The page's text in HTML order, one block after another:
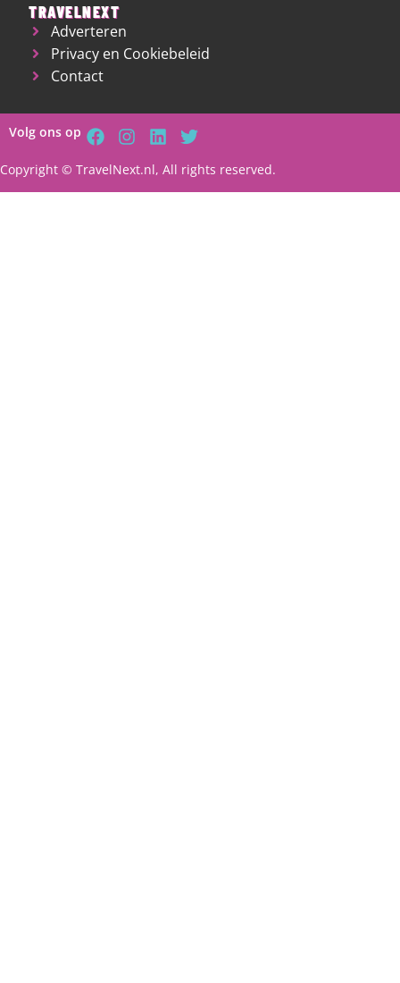
TRAVELNEXT
Adverteren
Privacy en Cookiebeleid
Contact
Volg ons op
Copyright © TravelNext.nl, All rights reserved.